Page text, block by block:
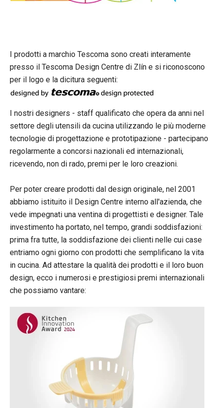
I prodotti a marchio Tescoma sono creati interamente
presso il Tescoma Design Centre di Zlín e si riconoscono
per il logo e la dicitura seguenti:
I nostri designers - staff qualificato che opera da anni nel
settore degli utensili da cucina utilizzando le più moderne
tecnologie di progettazione e prototipazione - partecipano
regolarmente a concorsi nazionali ed internazionali,
ricevendo, non di rado, premi per le loro creazioni.
Per poter creare prodotti dal design originale, nel 2001
abbiamo istituito il Design Centre interno all'azienda, che
vede impegnati una ventina di progettisti e designer. Tale
investimento ha portato, nel tempo, grandi soddisfazioni:
prima fra tutte, la soddisfazione dei clienti nelle cui case
entriamo ogni giorno con prodotti che semplificano la vita
in cucina. Ad attestare la qualità dei prodotti e il loro buon
design, ecco i numerosi e prestigiosi premi internazionali
che possiamo vantare: